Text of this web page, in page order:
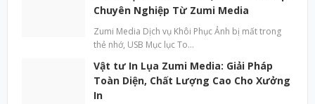
Chuyên Nghiệp Từ Zumi Media
Zumi Media Dịch vụ Khôi Phục Ảnh bị mất trong
thẻ nhớ, USB Mục lục To…
Vật tư In Lụa Zumi Media: Giải Pháp
Toàn Diện, Chất Lượng Cao Cho Xưởng
In